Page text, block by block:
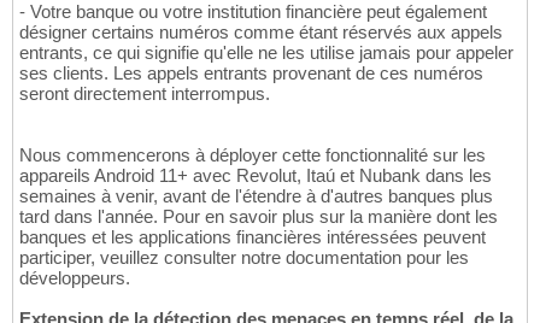
- Votre banque ou votre institution financière peut également
désigner certains numéros comme étant réservés aux appels
entrants, ce qui signifie qu'elle ne les utilise jamais pour appeler
ses clients. Les appels entrants provenant de ces numéros
seront directement interrompus.
Nous commencerons à déployer cette fonctionnalité sur les
appareils Android 11+ avec Revolut, Itaú et Nubank dans les
semaines à venir, avant de l'étendre à d'autres banques plus
tard dans l'année. Pour en savoir plus sur la manière dont les
banques et les applications financières intéressées peuvent
participer, veuillez consulter notre documentation pour les
développeurs.